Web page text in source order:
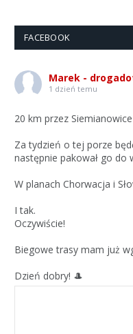
FACEBOOK
Marek -
1 dzień temu
20 km przez
Za tydzień o tej porze
następnie pakował go do
W planach Chorwacja i
I tak.
Oczywiście!
Biegowe trasy mam już
Dzień dobry! 🎩